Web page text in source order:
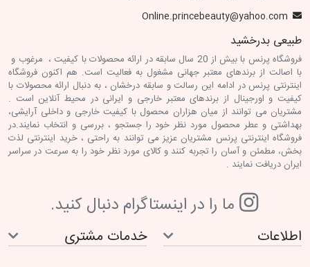
طبیعی بدرخشید
فروشگاه پرنس با بیش از 20 سال سابقه در ارائه محصولات با کیفیت ، مرغوب و
با اصالت از برندهای معتبر جهانی مشغول به فعالیت است. هم اکنون فروشگاه
اینترنتی پرنس در ادامه این رسالت و سابقه درخشان ، به دنبال ارائه محصولات با
کیفیت و اورجینال از برندهای معتبر خارجی و ایرانی در محیط آنلاین است .
مشتریان می توانند از میان هزاران محصول با کیفیت خارجی و داخلی آرایشی،
بهداشتی و عطر محصول مورد نظر خود را جستجو ، بررسی و انتخاب نمایند.در
فروشگاه اینترنتی پرنس مشتریان عزیز می توانند به راحتی ، خرید اینترنتی لذت
بخش، مطمئن و آسان را تجربه کنند و کالای مورد نظر خود را به سرعت در سراسر
ایران دریافت نمایند .
ما را در اينستاگرام دنبال کنيد.
اطلاعات خدمات مشتری